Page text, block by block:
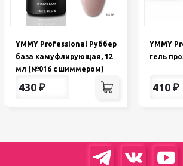
YMMY Professional Руббер
база камуфлирующая, 12
мл (№016 с шиммером)
430 ₽
YMMY
гель
410 ₽